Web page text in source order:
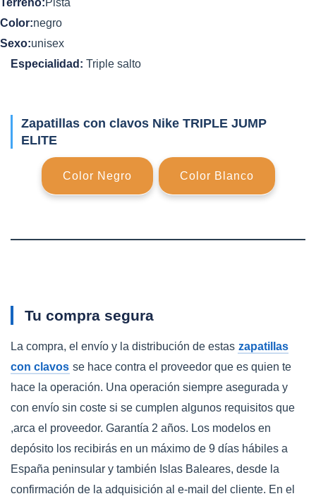
Color:negro
Sexo:unisex
Especialidad: Triple salto
Zapatillas con clavos Nike TRIPLE JUMP
ELITE
Color Negro Color Blanco
Tu compra segura
La compra, el envío y la distribución de estas zapatillas
con clavos se hace contra el proveedor que es quien te
hace la operación. Una operación siempre asegurada y
con envío sin coste si se cumplen algunos requisitos que
,arca el proveedor. Garantía 2 años. Los modelos en
depósito los recibirás en un máximo de 9 días hábiles a
España peninsular y también Islas Baleares, desde la
confirmación de la adquisición al e-mail del cliente. En el